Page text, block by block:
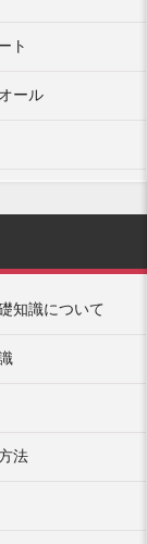
ト
ール
知識について
法